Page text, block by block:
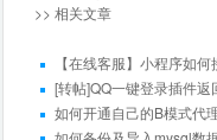
>> 相关文章
【在线客服】小程序如
[转帖]QQ一键登录插件
如何开通自己的B模式代